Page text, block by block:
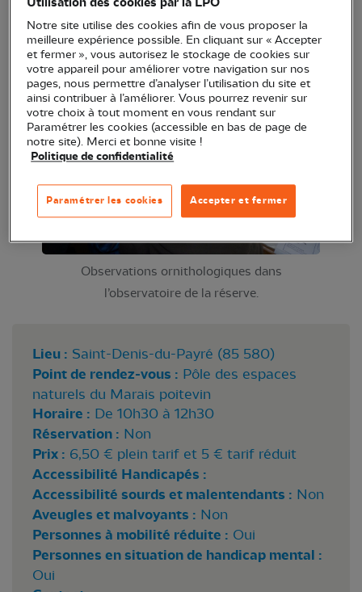
Observations ornithologiques dans
l’observatoire de la réserve.
Lieu : Saint-Denis-du-Payré (85 580)
Point de rendez-vous : Pôle des espaces
naturels du Marais poitevin
Horaire : De 10h30 à 12h30
Réservation : Non
Prix : 6,50 € plein tarif et 5 € tarif réduit
Accessibilité Handicapés :
Accessibilité sourds et malentendants : Non
Aveugles et malvoyants : Non
Personnes à mobilité réduite : Oui
Personnes en situation de handicap mental :
Oui
Notre site utilise des cookies afin de vous proposer la
meilleure expérience possible. En cliquant sur « Accepter
et fermer », vous autorisez le stockage de cookies sur
votre appareil pour améliorer votre navigation sur nos
pages, nous permettre d’analyser l’utilisation du site et
ainsi contribuer à l’améliorer. Vous pourrez revenir sur
votre choix à tout moment en vous rendant sur
Paramétrer les cookies (accessible en bas de page de
notre site). Merci et bonne visite !
Politique de confidentialité
Accepter et fermer
Paramétrer les cookies